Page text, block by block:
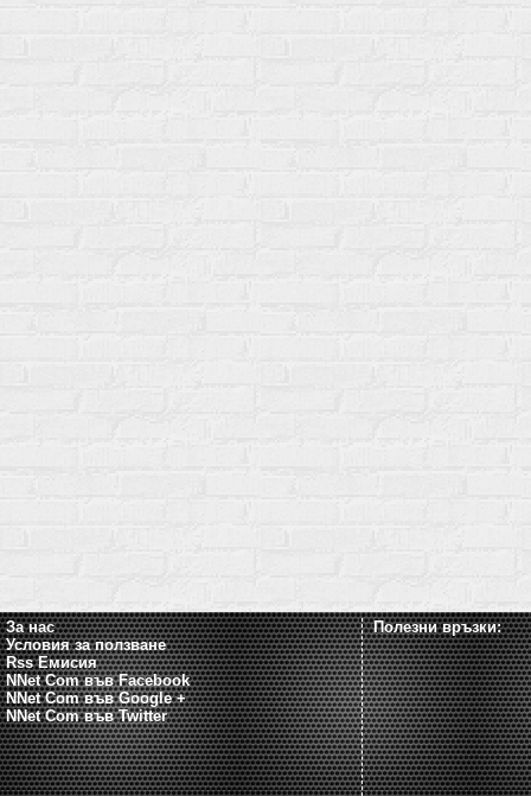
За нас
Условия за ползване
Rss Емисия
NNet Com във Facebook
NNet Com във Google +
NNet Com във Twitter
Полезни връзки: